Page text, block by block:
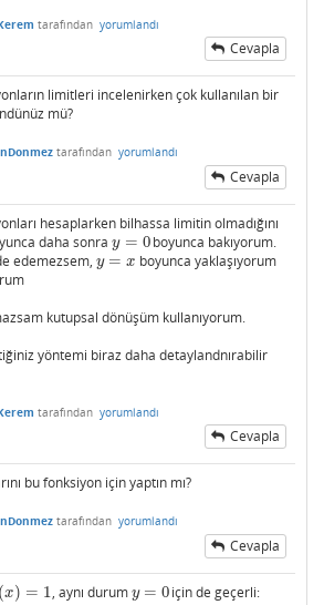
tarafından yorumlandı
Cevapla
limitleri incelenirken çok kullanılan bir
mü?
tarafından yorumlandı
Cevapla
hesaplarken bilhassa limitin olmadığını
daha sonray = 0
y=0
boyunca bakıyorum.
edemezsem, y = x
y=x
boyunca yaklaşıyorum
kutupsal dönüşüm kullanıyorum.
yöntemi biraz daha detaylandnırabilir
tarafından yorumlandı
Cevapla
bu fonksiyon için yaptın mı?
tarafından yorumlandı
Cevapla
(x) = 1
)=1 , aynı durum y = 0
y=0 için de geçerli: